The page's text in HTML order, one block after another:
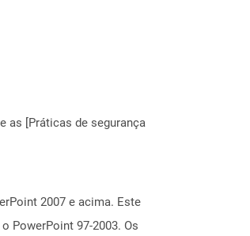
as [Práticas de segurança
2007 e acima. Este
PowerPoint 97-2003. Os